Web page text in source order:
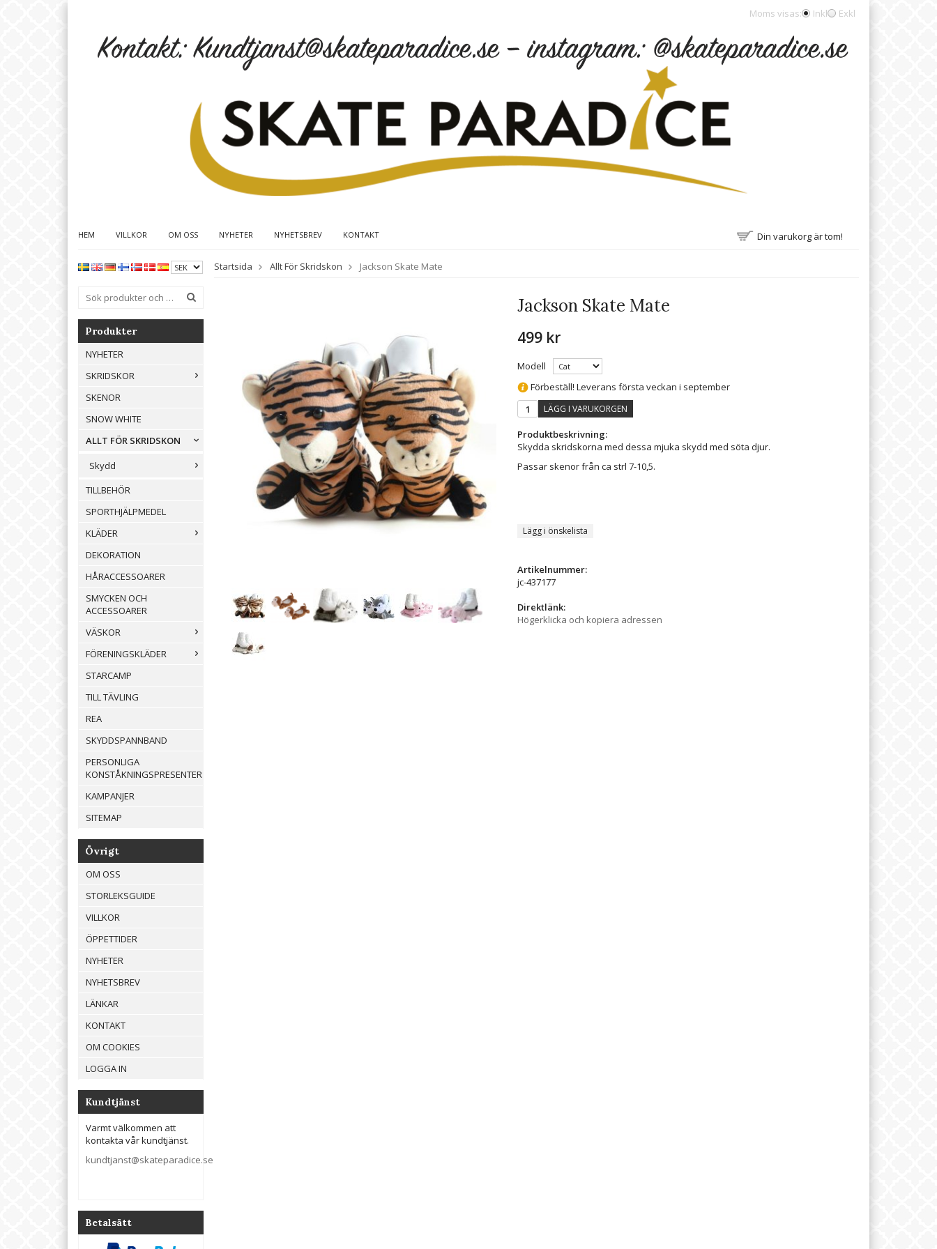
Moms visas: Inkl Exkl
HEM VILLKOR OM OSS NYHETER NYHETSBREV KONTAKT Din varukorg är tom!
Produkter
NYHETER
SKRIDSKOR
SKENOR
SNOW WHITE
ALLT FÖR SKRIDSKON
Skydd
TILLBEHÖR
SPORTHJÄLPMEDEL
KLÄDER
DEKORATION
HÅRACCESSOARER
SMYCKEN OCH
ACCESSOARER
VÄSKOR
FÖRENINGSKLÄDER
STARCAMP
TILL TÄVLING
REA
SKYDDSPANNBAND
PERSONLIGA
KONSTÅKNINGSPRESENTER
KAMPANJER
SITEMAP
Övrigt
OM OSS
STORLEKSGUIDE
VILLKOR
ÖPPETTIDER
NYHETER
NYHETSBREV
LÄNKAR
KONTAKT
OM COOKIES
LOGGA IN
Kundtjänst
Varmt välkommen att
kontakta vår kundtjänst.
kundtjanst@skateparadice.se
Betalsätt
Startsida Allt För Skridskon Jackson Skate Mate
Jackson Skate Mate
499 kr
Modell
Förbeställ! Leverans första veckan i september
LÄGG I VARUKORGEN
Produktbeskrivning:
Skydda skridskorna med dessa mjuka skydd med söta djur.
Passar skenor från ca strl 7-10,5.
Lägg i önskelista
Artikelnummer:
jc-437177
Direktlänk:
Högerklicka och kopiera adressen